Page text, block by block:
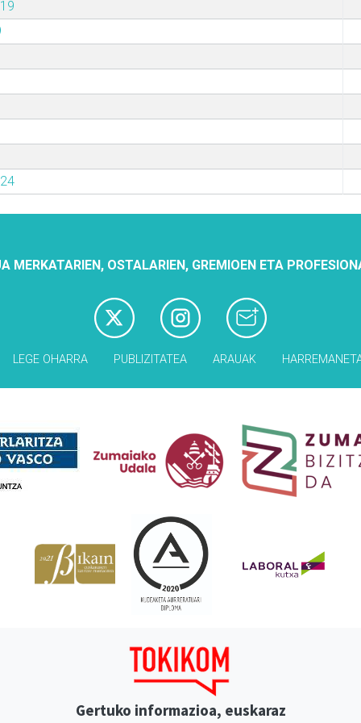
MERKATARIEN, OSTALARIEN, GREMIOEN ETA
LEGE OHARRA PUBLIZITATEA ARAUAK
Gertuko informazioa, euskaraz